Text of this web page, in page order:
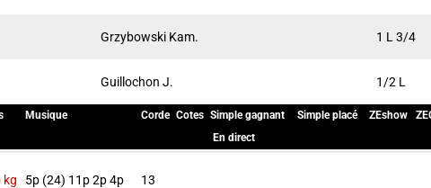
Grzybowski Kam. 1 L 3/4
Guillochon J. 1/2 L
Musique Corde Cotes Simple gagnant Simple placé ZEshow
En direct
kg 5p (24) 11p 2p 4p 13